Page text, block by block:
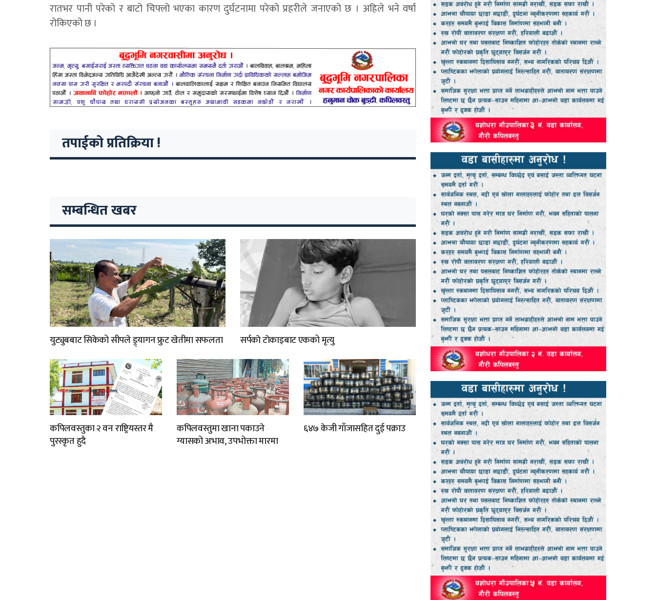
रातभर पानी परेको र बाटो चिफ्लो भएका कारण दुर्घटनामा परेको प्रहरीले जनाएको छ । अहिले भने वर्षा
रोकिएको छ ।
तपाईको प्रतिक्रिया !
सम्बन्धित खबर
युट्युबबाट सिकेको सीपले ड्र्यागन फ्रुट खेतीमा सफलता सर्पकाे टाेकाइबाट एकको मृत्यु
कपिलवस्तुका २ वन राष्ट्रियस्तर मै
पुरस्कृत हुदै
कपिलवस्तुमा खाना पकाउने
ग्यासको अभाव, उपभोक्ता मारमा
६४७ केजी गाँजासहित दुई पक्राउ